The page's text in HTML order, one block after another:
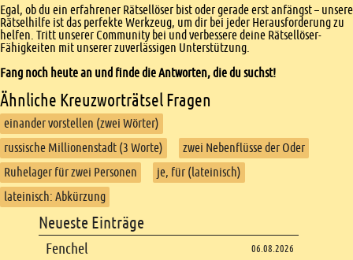
Egal, ob du ein erfahrener Rätsellöser bist oder gerade erst anfängst – unsere
Rätselhilfe ist das perfekte Werkzeug, um dir bei jeder Herausforderung zu
helfen. Tritt unserer Community bei und verbessere deine Rätsellöser-
Fähigkeiten mit unserer zuverlässigen Unterstützung.
Fang noch heute an und finde die Antworten, die du suchst!
Ähnliche Kreuzworträtsel Fragen
einander vorstellen (zwei Wörter)
russische Millionenstadt (3 Worte)
zwei Nebenflüsse der Oder
Ruhelager für zwei Personen
je, für (lateinisch)
lateinisch: Abkürzung
Footer content
Neueste Einträge
Fenchel 06.08.2026